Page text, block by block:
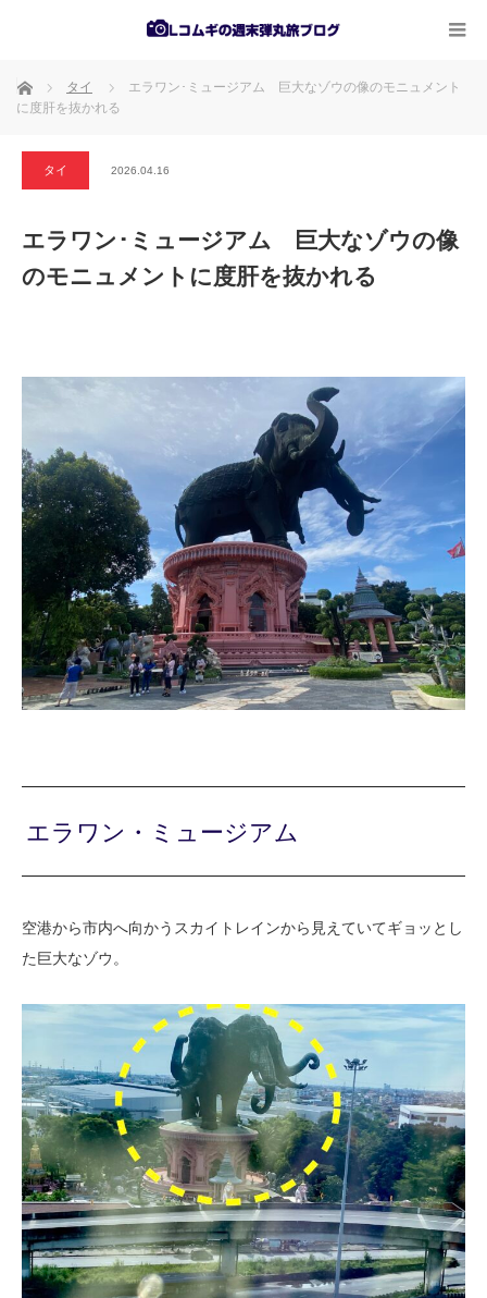
ホーム タイ
エラワン･ミュージアム 巨大なゾウの像のモニュメント
に度肝を抜かれる
タイ 2026.04.16
エラワン･ミュージアム 巨大なゾウの像
のモニュメントに度肝を抜かれる
エラワン・ミュージアム
空港から市内へ向かうスカイトレインから見えていてギョッとし
た巨大なゾウ。